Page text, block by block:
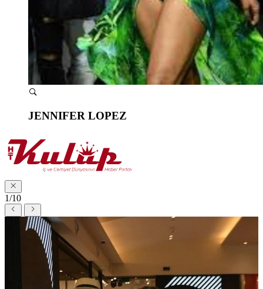
JENNIFER LOPEZ
1/10